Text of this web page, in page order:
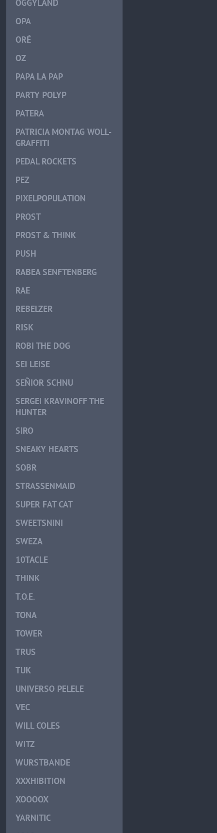
OGGYLÄND
OPA
ORÉ
OZ
PAPA LA PAP
PARTY POLYP
PATERA
PATRICIA MONTAG WOLL-
GRAFFITI
PEDAL ROCKETS
PEZ
PIXELPOPULATION
PROST
PROST & THINK
PUSH
RABEA SENFTENBERG
RAE
REBELZER
RISK
ROBI THE DOG
SEI LEISE
SEÑIOR SCHNU
SERGEI KRAVINOFF THE
HUNTER
SIRO
SNEAKY HEARTS
SOBR
STRASSENMAID
SUPER FAT CAT
SWEETSNINI
SWEZA
10TACLE
THINK
T.O.E.
TONA
TOWER
TRUS
TUK
UNIVERSO PELELE
VEC
WILL COLES
WITZ
WURSTBANDE
XXXHIBITION
XOOOOX
YARNITIC